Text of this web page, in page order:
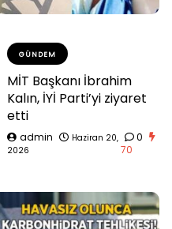
GÜNDEM
MİT Başkanı İbrahim
Kalın, İYİ Parti’yi ziyaret
etti
admin
Haziran 20,
2026
0
70